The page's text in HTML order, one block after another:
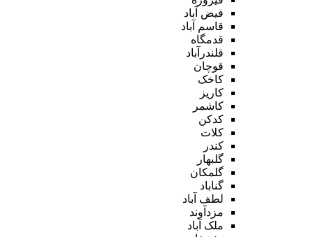
فیض آباد
قاسم آباد
قدمگاه
قلندرآباد
قوچان
کاخک
کاریز
کاشمر
کدکن
کلات
کندر
گلبهار
گلمکان
گناباد
لطف آباد
مزدآوند
ملک آباد